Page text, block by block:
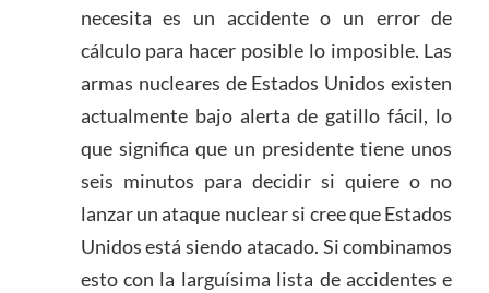
necesita es un accidente o un error de
cálculo para hacer posible lo imposible. Las
armas nucleares de Estados Unidos existen
actualmente bajo alerta de gatillo fácil, lo
que significa que un presidente tiene unos
seis minutos para decidir si quiere o no
lanzar un ataque nuclear si cree que Estados
Unidos está siendo atacado. Si combinamos
esto con la larguísima lista de accidentes e